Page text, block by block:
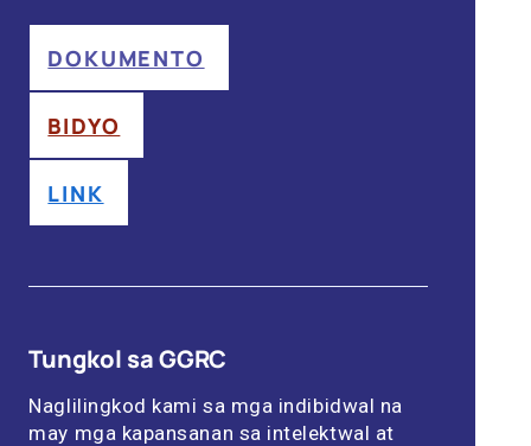
DOKUMENTO
BIDYO
LINK
Tungkol sa GGRC
Naglilingkod kami sa mga indibidwal na
may mga kapansanan sa intelektwal at